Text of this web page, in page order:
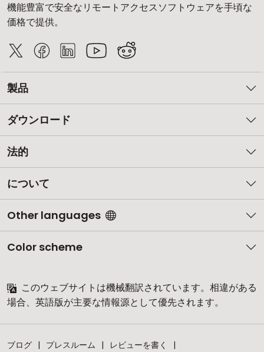
機能豊富で安全なリモートアクセスソフトウェアを手頃な
価格で提供。
製品
ダウンロード
法的
について
Other languages
Color scheme
このウェブサイトは機械翻訳されています。相違がある
場合、英語版が主要な情報源として優先されます。
ブログ プレスルーム レビューを書く